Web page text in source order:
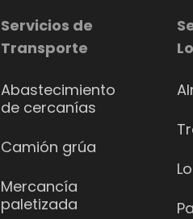
Servicios de
Transporte
Abastecimiento
de cercanías
Camión grúa
Mercancía
paletizada